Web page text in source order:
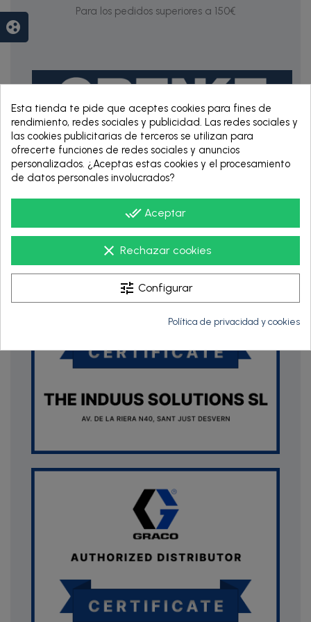
Para los pedidos superiores a 150€
RENTING DE 12
HASTA 60 MESES
Esta tienda te pide que aceptes cookies para fines de
rendimiento, redes sociales y publicidad. Las redes sociales y
las cookies publicitarias de terceros se utilizan para
ofrecerte funciones de redes sociales y anuncios
personalizados. ¿Aceptas estas cookies y el procesamiento
de datos personales involucrados?
done_all Aceptar
clear Rechazar cookies
tune Configurar
Política de privacidad y cookies
group_work